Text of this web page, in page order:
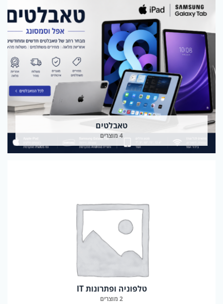
טאבלטים
4 מוצרים
טלפוניה ופתרונות IT
2 מוצרים